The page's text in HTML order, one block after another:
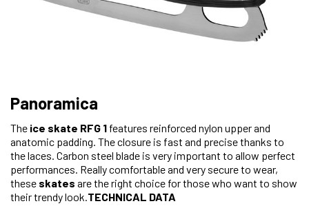
Panoramica
The ice skate RFG 1 features reinforced nylon upper and
anatomic padding. The closure is fast and precise thanks to
the laces. Carbon steel blade is very important to allow perfect
performances. Really comfortable and very secure to wear,
these skates are the right choice for those who want to show
their trendy look.TECHNICAL DATA